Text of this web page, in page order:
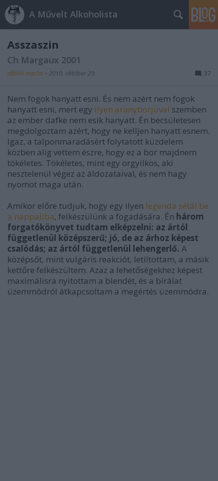
A Művelt Alkoholista
Asszaszin
Ch Margaux 2001
alföldi merlot • 2010. október 29. 37
Nem fogok hanyatt esni. És nem azért nem fogok
hanyatt esni, mert egy ilyen aranyborjúval szemben
az ember dafke nem esik hanyatt. Én becsületesen
megdolgoztam azért, hogy ne kelljen hanyatt esnem.
Igaz, a talponmaradásért folytatott küzdelem
közben alig vettem észre, hogy ez a bor majdnem
tökéletes. Tökéletes, mint egy orgyilkos, aki
nesztelenül végez az áldozataival, és nem hagy
nyomot maga után.
Amikor előre tudjuk, hogy egy ilyen legenda sétál be
a nappaliba, felkészülünk a fogadására. Én három
forgatókönyvet tudtam elképzelni: az ártól
függetlenül középszerű; jó, de az árhoz képest
csalódás; az ártól függetlenül lehengerlő. A
középsőt, mint vulgáris reakciót, letiltottam, a másik
kettőre felkészültem. Azaz a lehetőségekhez képest
maximálisra nyitottam a blendét, és a bírálat
üzemmódról átkapcsoltam a megértés üzemmódra.